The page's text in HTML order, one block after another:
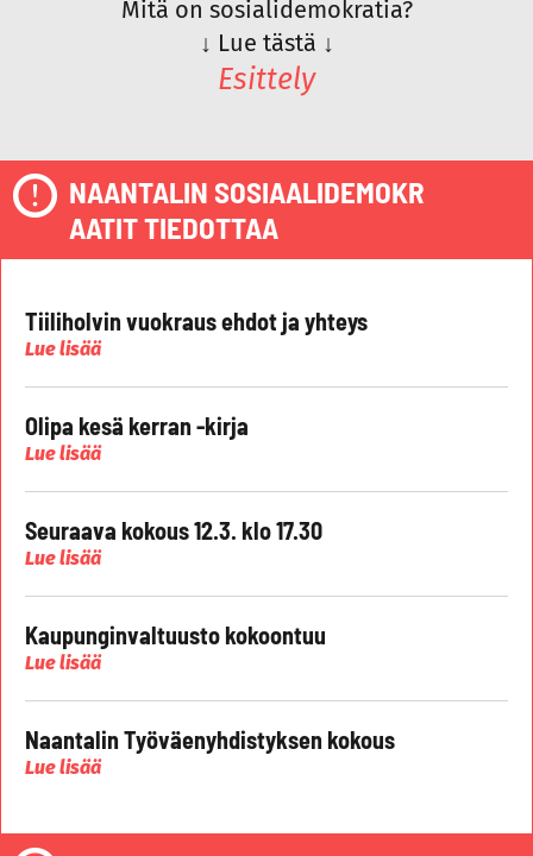
Mitä on sosialidemokratia?
↓ Lue tästä ↓
Esittely
NAANTALIN SOSIAALIDEMOKR
AATIT TIEDOTTAA
Tiiliholvin vuokraus ehdot ja yhteys
Lue lisää
Olipa kesä kerran -kirja
Lue lisää
Seuraava kokous 12.3. klo 17.30
Lue lisää
Kaupunginvaltuusto kokoontuu
Lue lisää
Naantalin Työväenyhdistyksen kokous
Lue lisää